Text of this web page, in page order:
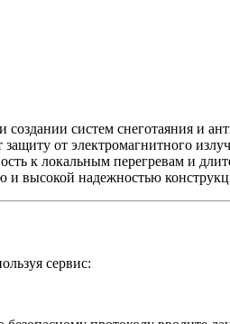
систем снеготаяния и
от электромагнитного
к локальным перегревам и
надежностью
сервис: